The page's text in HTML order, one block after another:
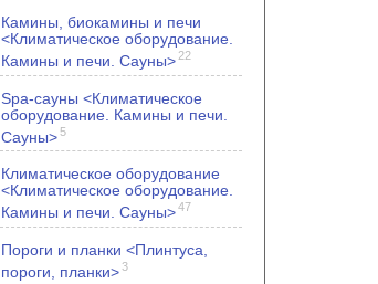
Камины, биокамины и печи
<Климатическое оборудование.
Камины и печи. Сауны> 22
Spa-сауны <Климатическое
оборудование. Камины и печи.
Сауны>5
Климатическое оборудование
<Климатическое оборудование.
Камины и печи. Сауны>47
Пороги и планки <Плинтуса,
пороги, планки>3